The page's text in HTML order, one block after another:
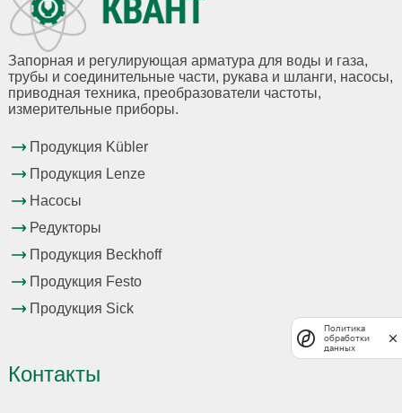
Запорная и регулирующая арматура для воды и газа,
трубы и соединительные части, рукава и шланги, насосы,
приводная техника, преобразователи частоты,
измерительные приборы.
Продукция Kübler
Продукция Lenze
Насосы
Редукторы
Продукция Beckhoff
Продукция Festo
Продукция Sick
Контакты
Политика
обработки
данных